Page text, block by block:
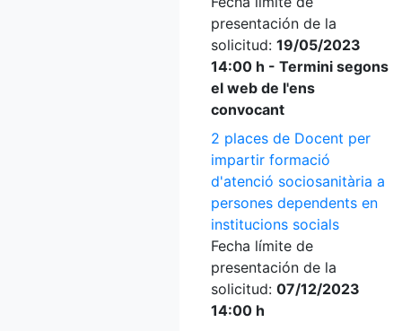
presentación de la
solicitud: 19/05/2023
14:00 h - Termini segons
el web de l'ens
convocant
2 places de Docent per
impartir formació
d'atenció sociosanitària a
persones dependents en
institucions socials
Fecha límite de
presentación de la
solicitud: 07/12/2023
14:00 h